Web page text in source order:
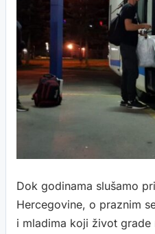
Dok godinama slušamo
Hercegovine, o praznim
i mladima koji život